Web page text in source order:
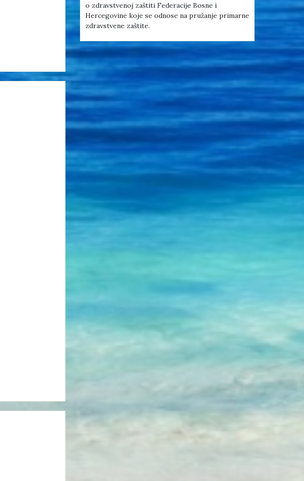
o zdravstvenoj zaštiti Federacije Bosne i
Hercegovine koje se odnose na pružanje primarne
zdravstvene zaštite.